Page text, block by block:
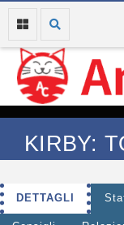
KIRBY:
DETTAGLI